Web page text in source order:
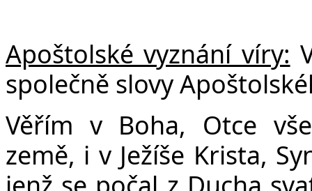
Apoštolské vyznání víry:
společně slovy
Věřím v Boha, Otce
země, i v Ježíše Krista,